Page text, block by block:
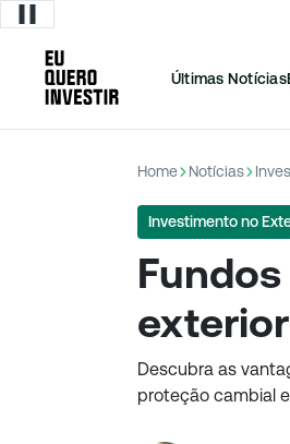
Últimas Notícias
Home Notícias
Investimento no
Descubra as
proteção cambial